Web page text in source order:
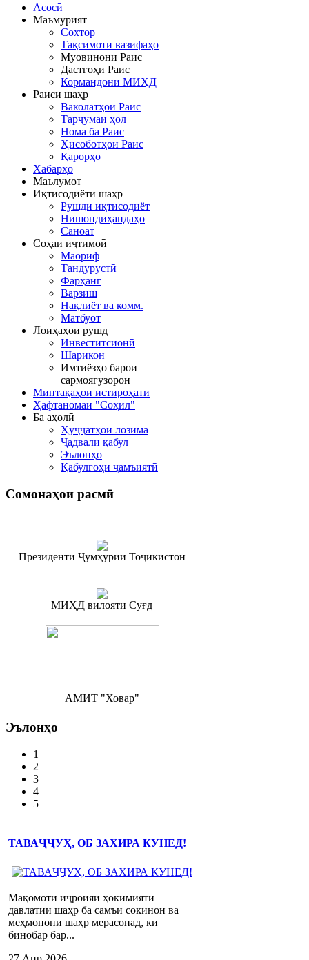
Асосӣ
Маъмурият
Сохтор
Тақсимоти вазифаҳо
Муовинони Раис
Дастгоҳи Раис
Кормандони МИҲД
Раиси шаҳр
Ваколатҳои Раис
Тарҷумаи ҳол
Нома ба Раис
Ҳисоботҳои Раис
Қарорҳо
Хабарҳо
Маълумот
Иқтисодиёти шаҳр
Рушди иқтисодиёт
Нишондиҳандаҳо
Саноат
Соҳаи иҷтимоӣ
Маориф
Тандурустӣ
Фарҳанг
Варзиш
Нақлиёт ва комм.
Матбуот
Лоиҳаҳои рушд
Инвеститсионӣ
Шарикон
Имтиёзҳо барои
сармоягузорон
Минтақаҳои истироҳатӣ
Ҳафтаномаи "Соҳил"
Ба аҳолӣ
Ҳуҷҷатҳои лозима
Ҷадвали қабул
Эълонҳо
Қабулгоҳи ҷамъиятӣ
Сомонаҳои расмӣ
Президенти Ҷумҳурии Тоҷикистон
МИҲД вилояти Суғд
АМИТ "Ховар"
Эълонҳо
1
2
3
4
5
ТАВАҶҶУҲ, ОБ ЗАХИРА КУНЕД!
Мақомоти иҷроияи ҳокимияти
давлатии шаҳр ба самъи сокинон ва
меҳмонони шаҳр мерасонад, ки
бинобар бар...